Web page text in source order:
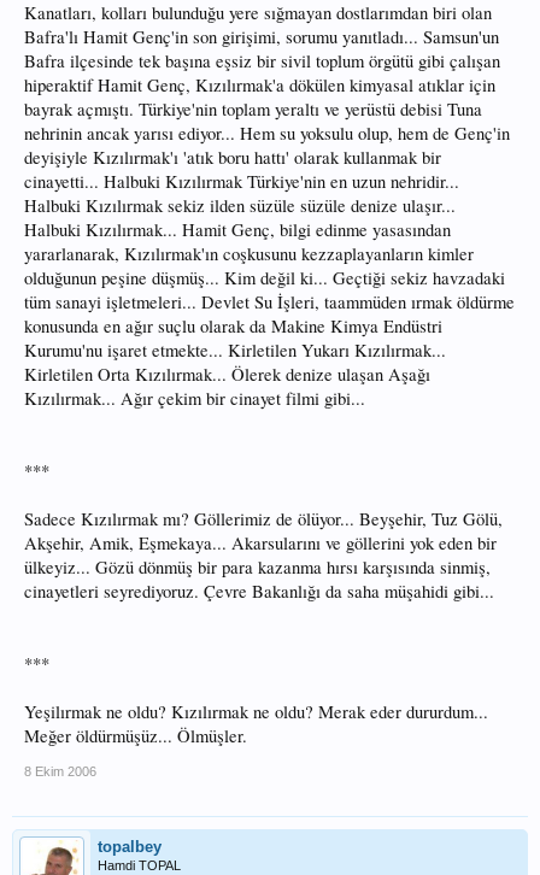
Kanatları, kolları bulunduğu yere sığmayan dostlarımdan biri olan
Bafra'lı Hamit Genç'in son girişimi, sorumu yanıtladı... Samsun'un
Bafra ilçesinde tek başına eşsiz bir sivil toplum örgütü gibi çalışan
hiperaktif Hamit Genç, Kızılırmak'a dökülen kimyasal atıklar için
bayrak açmıştı. Türkiye'nin toplam yeraltı ve yerüstü debisi Tuna
nehrinin ancak yarısı ediyor... Hem su yoksulu olup, hem de Genç'in
deyişiyle Kızılırmak'ı 'atık boru hattı' olarak kullanmak bir
cinayetti... Halbuki Kızılırmak Türkiye'nin en uzun nehridir...
Halbuki Kızılırmak sekiz ilden süzüle süzüle denize ulaşır...
Halbuki Kızılırmak... Hamit Genç, bilgi edinme yasasından
yararlanarak, Kızılırmak'ın coşkusunu kezzaplayanların kimler
olduğunun peşine düşmüş... Kim değil ki... Geçtiği sekiz havzadaki
tüm sanayi işletmeleri... Devlet Su İşleri, taammüden ırmak öldürme
konusunda en ağır suçlu olarak da Makine Kimya Endüstri
Kurumu'nu işaret etmekte... Kirletilen Yukarı Kızılırmak...
Kirletilen Orta Kızılırmak... Ölerek denize ulaşan Aşağı
Kızılırmak... Ağır çekim bir cinayet filmi gibi...
***
Sadece Kızılırmak mı? Göllerimiz de ölüyor... Beyşehir, Tuz Gölü,
Akşehir, Amik, Eşmekaya... Akarsularını ve göllerini yok eden bir
ülkeyiz... Gözü dönmüş bir para kazanma hırsı karşısında sinmiş,
cinayetleri seyrediyoruz. Çevre Bakanlığı da saha müşahidi gibi...
***
Yeşilırmak ne oldu? Kızılırmak ne oldu? Merak eder dururdum...
Meğer öldürmüşüz... Ölmüşler.
8 Ekim 2006
topalbey
Hamdi TOPAL